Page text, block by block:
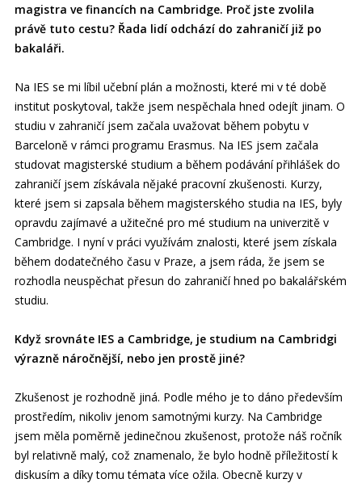
magistra ve financích na Cambridge. Proč jste zvolila
právě tuto cestu? Řada lidí odchází do zahraničí již po
bakaláři.
Na IES se mi líbil učební plán a možnosti, které mi v té době
institut poskytoval, takže jsem nespěchala hned odejít jinam. O
studiu v zahraničí jsem začala uvažovat během pobytu v
Barceloně v rámci programu Erasmus. Na IES jsem začala
studovat magisterské studium a během podávání přihlášek do
zahraničí jsem získávala nějaké pracovní zkušenosti. Kurzy,
které jsem si zapsala během magisterského studia na IES, byly
opravdu zajímavé a užitečné pro mé studium na univerzitě v
Cambridge. I nyní v práci využívám znalosti, které jsem získala
během dodatečného času v Praze, a jsem ráda, že jsem se
rozhodla neuspěchat přesun do zahraničí hned po bakalářském
studiu.
Když srovnáte IES a Cambridge, je studium na Cambridgi
výrazně náročnější, nebo jen prostě jiné?
Zkušenost je rozhodně jiná. Podle mého je to dáno především
prostředím, nikoliv jenom samotnými kurzy. Na Cambridge
jsem měla poměrně jedinečnou zkušenost, protože náš ročník
byl relativně malý, což znamenalo, že bylo hodně příležitostí k
diskusím a díky tomu témata více ožila. Obecně kurzy v